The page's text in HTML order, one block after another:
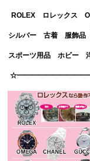
ROLEX ロレックス
シルバー 古着 服飾
スポーツ用品 ホビー